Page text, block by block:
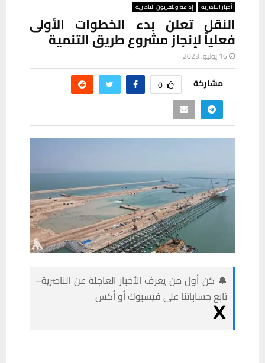
أخبار الناصرية إذاعة وتلفزيون الناصرية
النقل تعلن بدء الخطوات الأولى
فعلياً لإنجاز مشروع طريق التنمية
16 يوليو، 2023
مشاركة 0
🔔 كن أول من يعرف الأخبار العاجلة عن الناصرية–
تابع حساباتنا على فيسبوك أو أكس